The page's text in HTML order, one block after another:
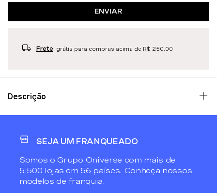
ENVIAR
Frete grátis para compras acima de R$ 250,00
Descrição
SEJA UM FRANQUEADO
Somos o Grupo Oniverse com mais de
5.500 lojas em 56 países. Conheça nossos
modelos de franquia.